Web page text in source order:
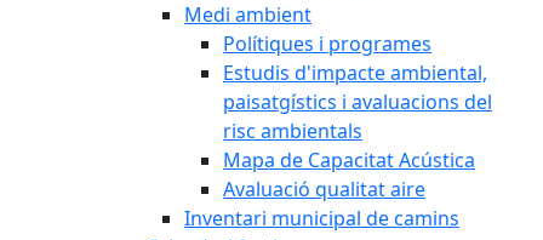
Medi ambient
Polítiques i programes
Estudis d'impacte ambiental,
paisatgístics i avaluacions del
risc ambientals
Mapa de Capacitat Acústica
Avaluació qualitat aire
Inventari municipal de camins